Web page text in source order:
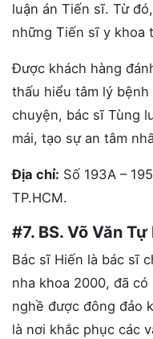
luận án Tiến sĩ. Từ
những Tiến sĩ y khoa
Được khách hàng
thấu hiểu tâm lý
chuyện, bác sĩ Tùng
mái, tạo sự an tâm
Địa chỉ: Số 193A –
TP.HCM.
#7. BS. Võ Văn Tự
Bác sĩ Hiến là bác sĩ
nha khoa 2000, đã
nghề được đông đảo
là nơi khắc phục các